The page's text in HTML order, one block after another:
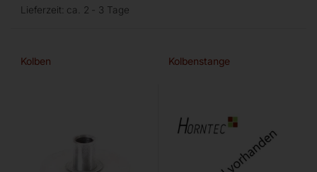
Lieferzeit: ca. 2 - 3 Tage
Kolben Kolbenstange